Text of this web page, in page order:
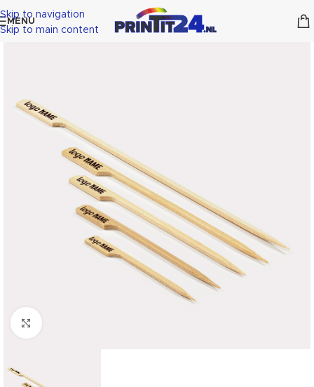
Skip to navigation
Skip to main content
MENU